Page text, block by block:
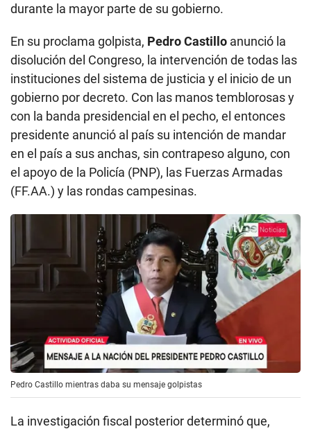
durante la mayor parte de su gobierno.
En su proclama golpista, Pedro Castillo anunció la
disolución del Congreso, la intervención de todas las
instituciones del sistema de justicia y el inicio de un
gobierno por decreto. Con las manos temblorosas y
con la banda presidencial en el pecho, el entonces
presidente anunció al país su intención de mandar
en el país a sus anchas, sin contrapeso alguno, con
el apoyo de la Policía (PNP), las Fuerzas Armadas
(FF.AA.) y las rondas campesinas.
Pedro Castillo mientras daba su mensaje golpistas
La investigación fiscal posterior determinó que,